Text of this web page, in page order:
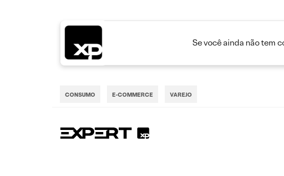
Se você ainda não tem
CONSUMO E-COMMERCE VAREJO